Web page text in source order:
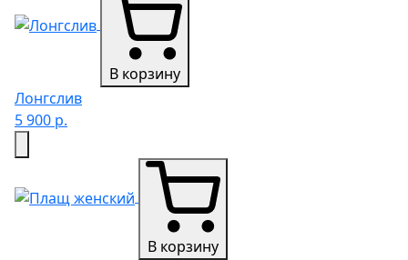
В корзину
Лонгслив
5 900 р.
В корзину